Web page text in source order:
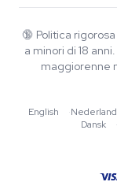
FAQ
Informativa sulla
Wiki
Blog
Musica
Linee guida
Strumenti e
🔞 Politica
a minori di 18
maggiorenne
English
·
Dansk
·